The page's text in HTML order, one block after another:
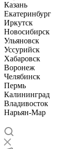
Казань
Екатеринбург
Иркутск
Новосибирск
Ульяновск
Уссурийск
Хабаровск
Воронеж
Челябинск
Пермь
Калининград
Владивосток
Нарьян-Мар